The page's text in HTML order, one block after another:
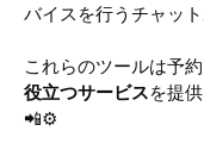
バイスを行うチャット
これらのツールは予
役立つサービスを提
📲⚙️